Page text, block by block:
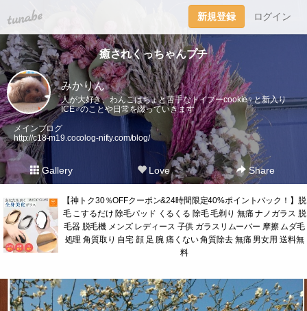
tuna.be 新規登録 ログイン
癒されくっちゃんプチ
みかりん
人が大好き、わんこはちょと苦手なトイプーcookie♀︎と新入り
ICE♂︎のことや日常を綴っていきます
メインブログ
http://c18-m19.cocolog-nifty.com/blog/
Gallery Love Share
【神トク30％OFFクーポン&24時間限定40%ポイントバック！】脱
毛 こするだけ 除毛パッド くるくる 除毛 毛剃り 無痛 ナノガラス 脱
毛器 脱毛機 メンズ レディース 子供 ガラスリムーバー 摩擦 ムダ毛
処理 角質取り 自宅 顔 足 腕 痛くない 角質除去 無痛 男女用 送料無
料